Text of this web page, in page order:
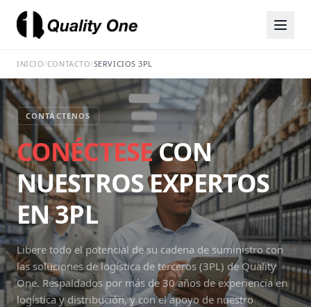
INICIO/CONTACTO/SERVICIOS 3PL
CONTÁCTENOS
CONÉCTESECON
NUESTROS EXPERTOS
EN 3PL
Libere todo el potencial de su cadena de suministro con
las soluciones de logística de terceros (3PL) de Quality
One. Respaldados por más de 30 años de experiencia en
logística y distribución, y con el apoyo de nuestro